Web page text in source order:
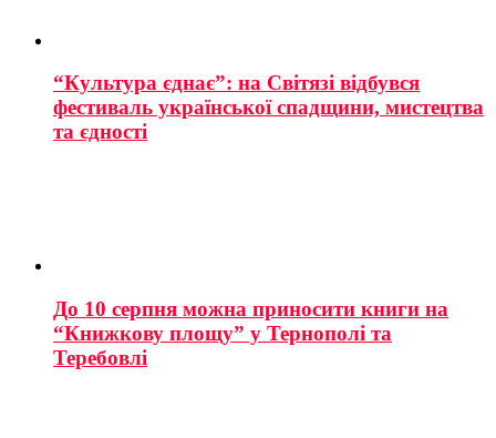
“Культура єднає”: на Світязі відбувся
фестиваль української спадщини, мистецтва
та єдності
До 10 серпня можна приносити книги на
“Книжкову площу” у Тернополі та
Теребовлі